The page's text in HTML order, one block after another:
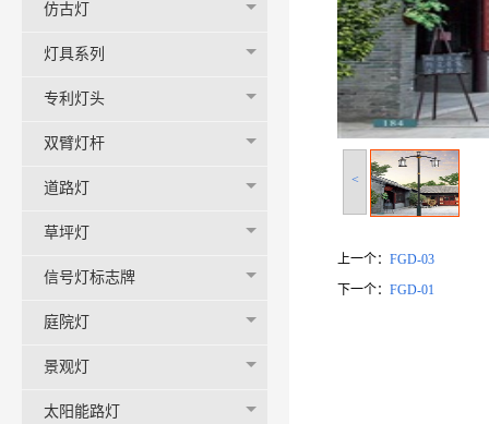
仿古灯
灯具系列
专利灯头
双臂灯杆
道路灯
草坪灯
信号灯标志牌
庭院灯
景观灯
太阳能路灯
<
上一个： FGD-03
下一个： FGD-01